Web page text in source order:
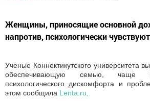
Женщины, приносящие основной
напротив, психологически
Ученые Коннектикутского университета
обеспечивающую семью, чаще
психологического дискомфорта и
этом сообщила Lenta.ru